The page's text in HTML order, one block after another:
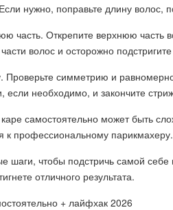
нужно, поправьте длину волос,
часть. Открепите верхнюю часть
волос и осторожно
Проверьте симметрию и
если необходимо, и закончите
самостоятельно может быть
к профессиональному парикмахеру.
шаги, чтобы подстричь самой
отличного результата.
+ лайфхак 2026